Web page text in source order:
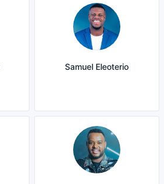
Samuel Eleoterio